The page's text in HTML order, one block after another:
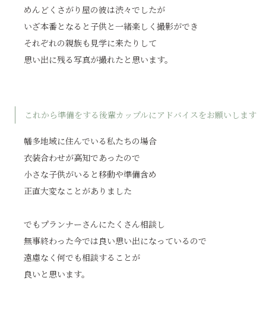
めんどくさがり屋の彼は渋々でしたが
いざ本番となると子供と一緒楽しく撮影ができ
それぞれの親族も見学に来たりして
思い出に残る写真が撮れたと思います。
これから準備をする後輩カップルにアドバイスをお願いします
幡多地域に住んでいる私たちの場合
衣装合わせが高知であったので
小さな子供がいると移動や準備含め
正直大変なことがありました
でもプランナーさんにたくさん相談し
無事終わった今では良い思い出になっているので
遠慮なく何でも相談することが
良いと思います。